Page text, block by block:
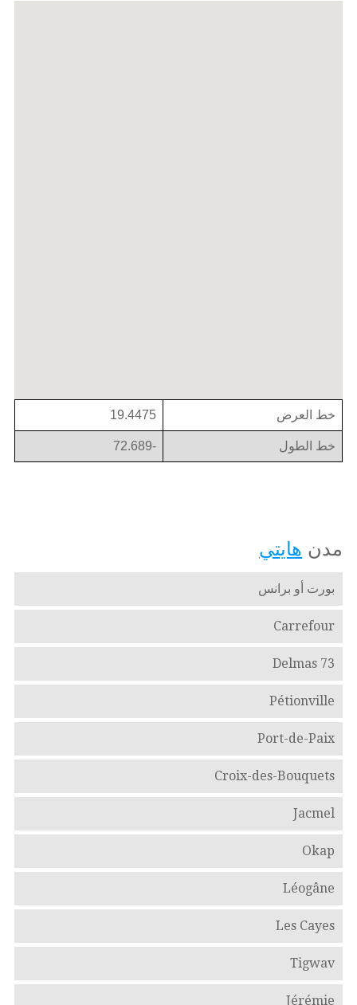
خط العرض 19.4475
خط الطول -72.689
مدن هايتي
بورت أو برانس
Carrefour
Delmas 73
Pétionville
Port-de-Paix
Croix-des-Bouquets
Jacmel
Okap
Léogâne
Les Cayes
Tigwav
Jérémie